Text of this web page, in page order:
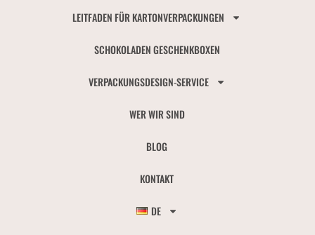
LEITFADEN FÜR KARTONVERPACKUNGEN
SCHOKOLADEN GESCHENKBOXEN
VERPACKUNGSDESIGN-SERVICE
WER WIR SIND
BLOG
KONTAKT
DE